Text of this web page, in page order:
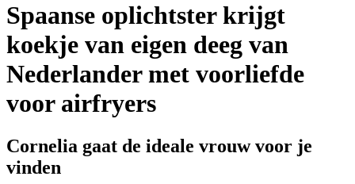
Spaanse oplichtster krijgt
koekje van eigen deeg van
Nederlander met voorliefde
voor airfryers
Cornelia gaat de ideale vrouw voor je
vinden